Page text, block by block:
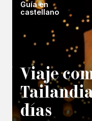
Guía en
castellano
Viaje
días